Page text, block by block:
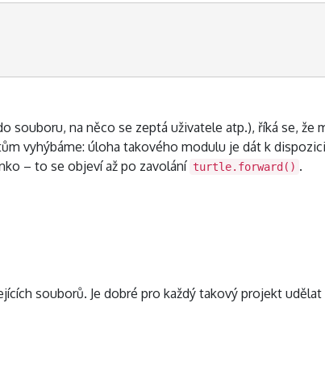
souboru, na něco se zeptá uživatele atp.), říká se, že
vyhýbáme: úloha takového modulu je dát k dispozici
– to se objeví až po zavolání turtle.forward() .
souborů. Je dobré pro každý takový projekt udělat